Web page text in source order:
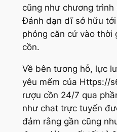
cũng như chương
Đánh dạn dĩ sở hữu
phỏng căn cứ vào thời
cồn.
Về bên tương hỗ, lực
yêu mếm của Https://
rượu cồn 24/7 qua
như chat trực tuyến
đảm rằng gần cũng